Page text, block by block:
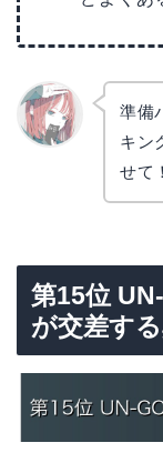
準備
キン
せて！
第15位
が交差す